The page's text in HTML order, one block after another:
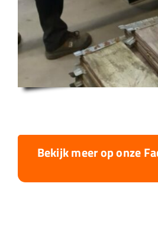
Bekijk meer op onze